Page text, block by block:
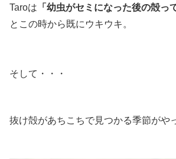
Taroは 「幼虫がセミになった後の殻っ
とこの時から既にウキウキ。
そして・・・
抜け殻があちこちで見つかる季節がや